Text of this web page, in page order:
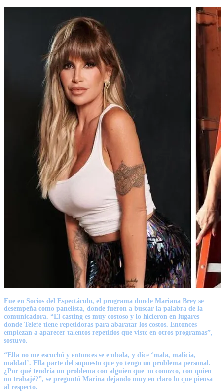
Fue en Socios del Espectáculo, el programa donde Mariana Brey se
desempeña como panelista, donde fueron a buscar la palabra de la
comunicadora. “El casting es muy costoso y lo hicieron en lugares
donde Telefe tiene repetidoras para abaratar los costos. Entonces
empiezan a aparecer talentos repetidos que viste en otros programas”,
sostuvo.
“Ella no me escuchó y entonces se embala, y dice ‘mala, malicia,
maldad’. Ella parte del supuesto que yo tengo un problema personal.
¿Por qué tendría un problema con alguien que no conozco, con quien
no trabajé?”, se preguntó Marina dejando muy en claro lo que piensa
al respecto.